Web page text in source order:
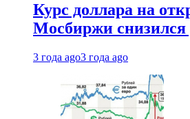
Курс доллара на
Мосбиржи снизился
3 года ago3 года ago